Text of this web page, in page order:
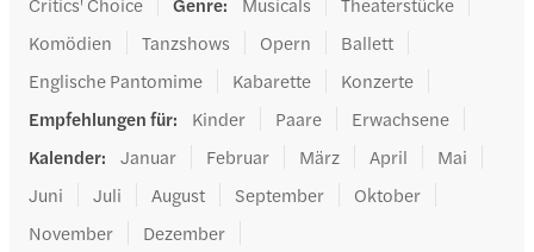
Komödien
Tanzshows Opern
Ballett
Englische Pantomime
Kabarette
Konzerte
Empfehlungen für: Kinder Paare
Erwachsene
Kalender: Januar Februar März April
Mai
Juni
Juli August September
Oktober
November
Dezember